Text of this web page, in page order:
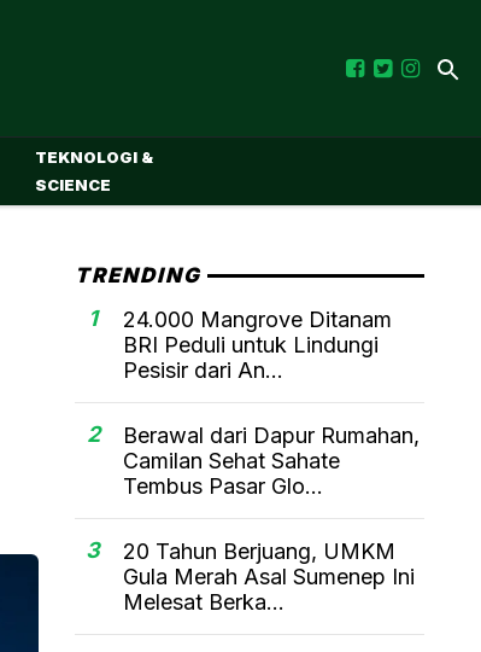
TEKNOLOGI &
SCIENCE
TRENDING
1
24.000 Mangrove Ditanam
BRI Peduli untuk Lindungi
Pesisir dari An...
2
Berawal dari Dapur Rumahan,
Camilan Sehat Sahate
Tembus Pasar Glo...
3
20 Tahun Berjuang, UMKM
Gula Merah Asal Sumenep Ini
Melesat Berka...